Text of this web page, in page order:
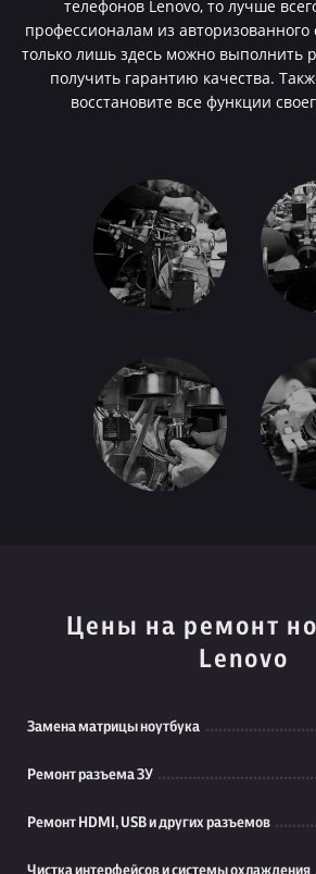
телефонов Lenovo, то лучше
профессионалам из авторизованного
только лишь здесь можно выполнить
получить гарантию качества.
восстановите все функции
Цены на ремонт
Lenovo
Замена матрицы ноутбука
Ремонт разъема ЗУ
Ремонт HDMI, USB и других разъемов
Чистка интерфейсов и системы охлаждения